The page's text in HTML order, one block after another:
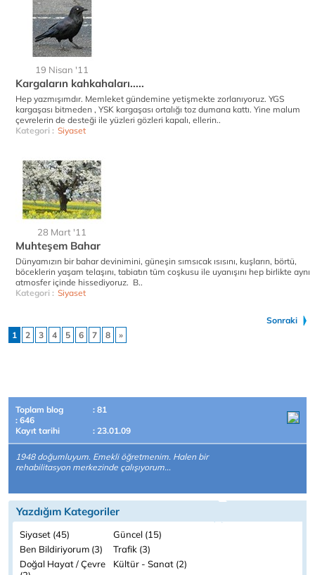
19 Nisan '11
Kargaların kahkahaları.....
Hep yazmışımdır. Memleket gündemine yetişmekte zorlanıyoruz. YGS
kargaşası bitmeden , YSK kargaşası ortalığı toz dumana kattı. Yine malum
çevrelerin de desteği ile yüzleri gözleri kapalı, ellerin..
Kategori : Siyaset
28 Mart '11
Muhteşem Bahar
Dünyamızın bir bahar devinimini, güneşin sımsıcak ısısını, kuşların, börtü,
böceklerin yaşam telaşını, tabiatın tüm coşkusu ile uyanışını hep birlikte aynı
atmosfer içinde hissediyoruz. B..
Kategori : Siyaset
Sonraki
1
2 3 4 5 6 7 8 »
Toplam blog
: 81
: 646
Kayıt tarihi
: 23.01.09
1948 doğumluyum. Emekli öğretmenim. Halen bir
rehabilitasyon merkezinde çalışıyorum...
Yazdığım Kategoriler
Siyaset (45)
Güncel (15)
Ben Bildiriyorum (3)
Trafik (3)
Doğal Hayat / Çevre
Kültür - Sanat (2)